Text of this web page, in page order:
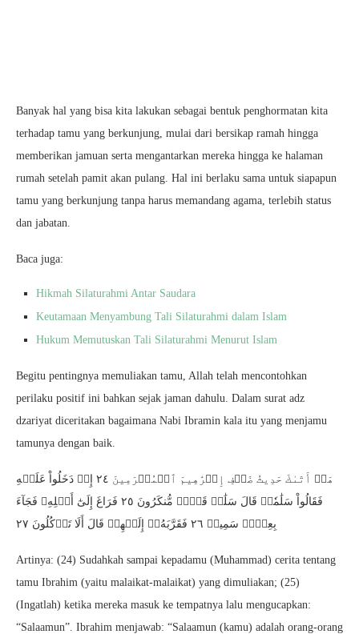
Banyak hal yang bisa kita lakukan sebagai bentuk penghormatan kita
terhadap tamu yang berkunjung, mulai dari bersikap ramah hingga
memberikan jamuan serta mengantarkan mereka hingga ke halaman
rumah setelah pamit akan pulang. Hal ini berlaku sama untuk siapapun
tamu yang berkunjung tanpa harus memandang agama, terlebih status
dan jabatan.
Baca juga:
Hikmah Silaturahmi Antar Saudara
Keutamaan Menyambung Tali Silaturahmi dalam Islam
Hukum Memutuskan Tali Silaturahmi Menurut Islam
Begitu pentingnya memuliakan tamu, Allah telah mencontohkan
perilaku positif ini bahkan sejak jaman dahulu. Dalam surat adz
dzariyat diceritakan bagaimana Nabi Ibramin kala itu yang menjamu
tamunya dengan baik.
هَلۡ أَتَىٰكَ حَدِيثُ ضَيۡفِ إِبۡرَٰهِيمَ ٱلۡمُكۡرَمِينَ ٢٤ إِذۡ دَخَلُواْ عَلَيۡهِ
فَقَالُواْ سَلَٰمٗاۖ قَالَ سَلَٰمٞ قَوۡمٞ مُّنكَرُونَ ٢٥ فَرَاغَ إِلَىٰٓ أَهۡلِهِۦ فَجَآءَ
بِعِجۡلٖ سَمِينٖ ٢٦ فَقَرَّبَهُۥٓ إِلَيۡهِمۡ قَالَ أَلَا تَأۡكُلُونَ ٢٧
Artinya: (24) Sudahkah sampai kepadamu (Muhammad) cerita tentang
tamu Ibrahim (yaitu malaikat-malaikat) yang dimuliakan; (25)
(Ingatlah) ketika mereka masuk ke tempatnya lalu mengucapkan:
“Salaamun”. Ibrahim menjawab: “Salaamun (kamu) adalah orang-orang